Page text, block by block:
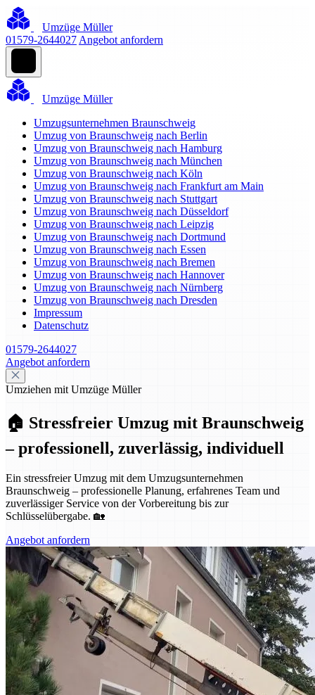
Umzüge Müller
01579-2644027 Angebot anfordern
Umzüge Müller
Umzugsunternehmen Braunschweig
Umzug von Braunschweig nach Berlin
Umzug von Braunschweig nach Hamburg
Umzug von Braunschweig nach München
Umzug von Braunschweig nach Köln
Umzug von Braunschweig nach Frankfurt am Main
Umzug von Braunschweig nach Stuttgart
Umzug von Braunschweig nach Düsseldorf
Umzug von Braunschweig nach Leipzig
Umzug von Braunschweig nach Dortmund
Umzug von Braunschweig nach Essen
Umzug von Braunschweig nach Bremen
Umzug von Braunschweig nach Hannover
Umzug von Braunschweig nach Nürnberg
Umzug von Braunschweig nach Dresden
Impressum
Datenschutz
01579-2644027
Angebot anfordern
Umziehen mit Umzüge Müller
🏠 Stressfreier Umzug mit Braunschweig
– professionell, zuverlässig, individuell
Ein stressfreier Umzug mit dem Umzugsunternehmen
Braunschweig – professionelle Planung, erfahrenes Team und
zuverlässiger Service von der Vorbereitung bis zur
Schlüsselübergabe. 🏡
Angebot anfordern